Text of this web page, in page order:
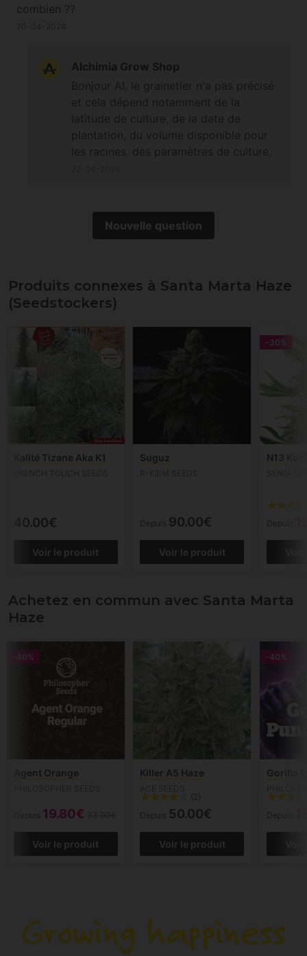
combien ??
Alchimia Grow Shop
soins apportés en matière de nutrition
et de gestion des arrosages. Bonne
Nouvelle question
Produits connexes à Santa Marta Haze
(Seedstockers)
Kalité Tizane Aka K1
40.00€
Voir le produit
Suguz
Depuis 90.00€
Voir le produit
-30%
N13
Depuis
Achetez en commun avec Santa Marta
Haze
-40%
Agent Orange
Depuis 19.80€
Voir le produit
Killer A5 Haze
(2)
Depuis 50.00€
Voir le produit
-40%
Gorilla
Depuis